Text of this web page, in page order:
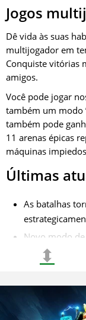
Jogos
Dê vida às suas
multijogador em
Conquiste vitórias
amigos.
Você pode jogar
também um modo
também pode
11 arenas épicas
máquinas
Últimas
As batalhas
Novo modo
jogadores
absoluto;
Novas opções
mais rápidos
com a nova
⬍